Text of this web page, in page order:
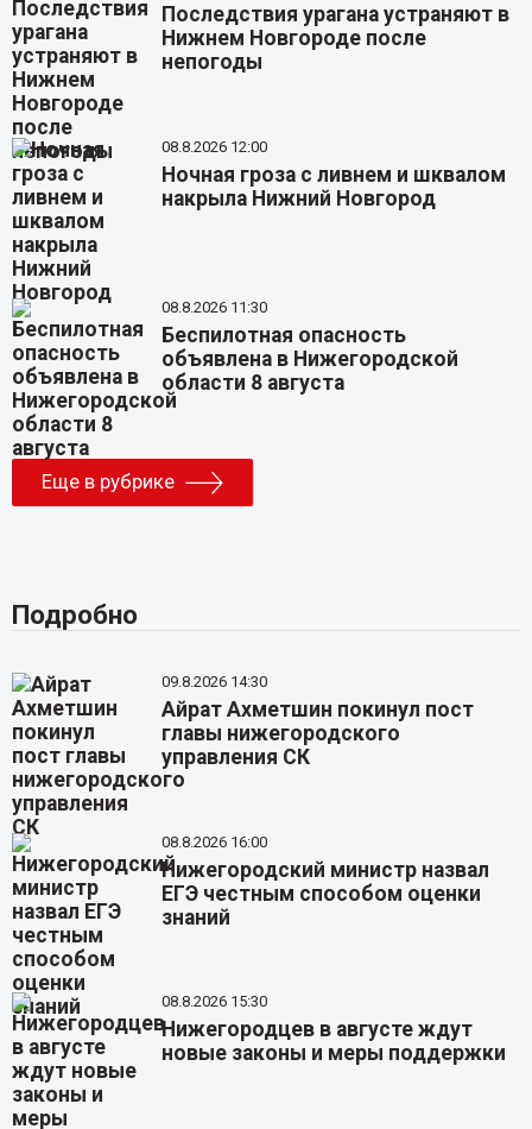
Последствия урагана устраняют в
Нижнем Новгороде после
непогоды
08.8.2026 12:00
Ночная гроза с ливнем и шквалом
накрыла Нижний Новгород
08.8.2026 11:30
Беспилотная опасность
объявлена в Нижегородской
области 8 августа
Еще в рубрике
Подробно
09.8.2026 14:30
Айрат Ахметшин покинул пост
главы нижегородского
управления СК
08.8.2026 16:00
Нижегородский министр назвал
ЕГЭ честным способом оценки
знаний
08.8.2026 15:30
Нижегородцев в августе ждут
новые законы и меры поддержки